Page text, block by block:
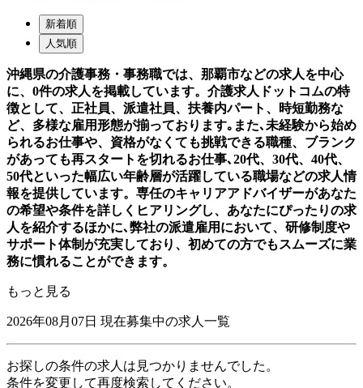
新着順
人気順
沖縄県の介護事務・事務職では、那覇市などの求人を中心
に、0件の求人を掲載しています。介護求人ドットコムの特
徴として、正社員、派遣社員、扶養内パート、時短勤務な
ど、多様な雇用形態が揃っております｡また､未経験から始め
られるお仕事や、資格がなくても挑戦できる職種、ブランク
があっても再スタートを切れるお仕事､20代、30代、40代、
50代といった幅広い年齢層が活躍している職場などの求人情
報を提供しています。専任のキャリアアドバイザーがあなた
の希望や条件を詳しくヒアリングし、あなたにぴったりの求
人を紹介するほかに､弊社の派遣雇用において、研修制度や
サポート体制が充実しており、初めての方でもスムーズに業
務に慣れることができます。
もっと見る
2026年08月07日 現在募集中の求人一覧
お探しの条件の求人は見つかりませんでした。
条件を変更して再度検索してください。